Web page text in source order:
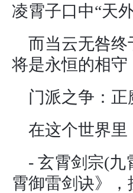
凌霄子口中“天
而当云无咎
将是永恒的相守
门派之争：
在这个世界
- 玄霄剑宗(
霄御雷剑诀》，